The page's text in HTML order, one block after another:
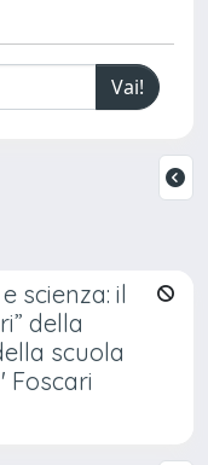
scienza: il
della
scuola
Foscari